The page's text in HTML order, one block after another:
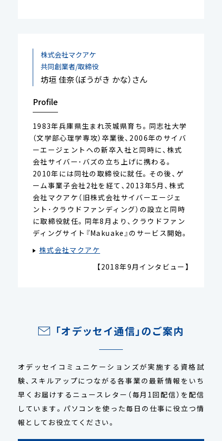
株式会社マクアケ
共同創業者/取締役
坊垣 佳奈（ぼうがき かな）さん
Profile
1983年兵庫県生まれ茨城県育ち。同志社大学
（文学部心理学専攻）卒業後、2006年のサイバ
ーエージェントへの新卒入社と同時に、株式
会社サイバー･バズの立ち上げに携わる。
2010年には同社の取締役に就任。その後、ゲ
ーム事業子会社2社を経て、2013年5月、株式
会社マクアケ（旧株式会社サイバーエージェ
ント･クラウドファンディング）の設立と同時
に取締役就任。同年8月より、クラウドファン
ディングサイト『Makuake』のサービス開始。
株式会社マクアケ
【2018年9月インタビュー】
「オデッセイ通信」のご案内
オデッセイコミュニケーションズが実施する資格試
験、スキルアップにつながる各事業の最新情報をいち
早くお届けするニュースレター（毎月1回配信）を配信
しています。パソコンを使った毎日の仕事に役立つ情
報としてお役立てください。